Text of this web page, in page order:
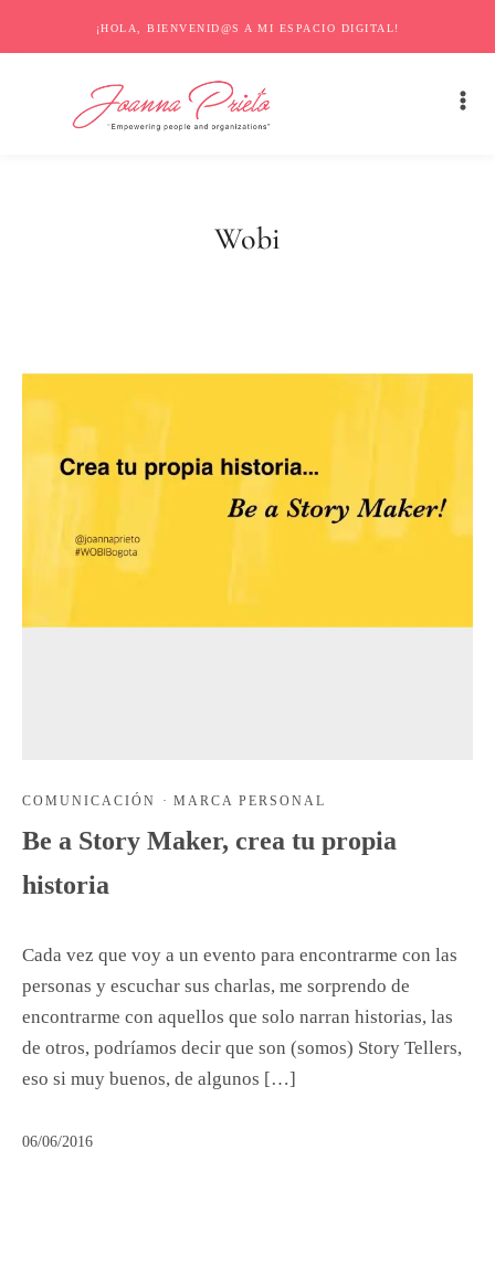
¡HOLA, BIENVENID@S A MI ESPACIO DIGITAL!
Wobi
COMUNICACIÓN · MARCA PERSONAL
Be a Story Maker, crea tu propia
historia
Cada vez que voy a un evento para encontrarme con las
personas y escuchar sus charlas, me sorprendo de
encontrarme con aquellos que solo narran historias, las
de otros, podríamos decir que son (somos) Story Tellers,
eso si muy buenos, de algunos […]
06/06/2016